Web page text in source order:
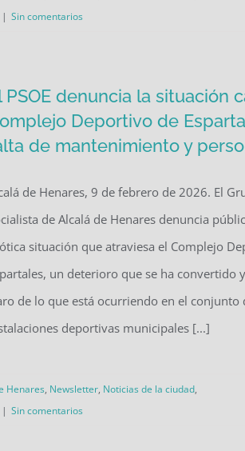
| Sin comentarios
PSOE denuncia la situación
Deportivo de
de mantenimiento y
de Henares, 9 de febrero de 2026. El
de Alcalá de Henares denuncia
situación que atraviesa el Complejo
un deterioro que se ha convertido
de lo que está ocurriendo en el conjunto
deportivas municipales [...]
Henares, Newsletter, Noticias de la ciudad,
| Sin comentarios